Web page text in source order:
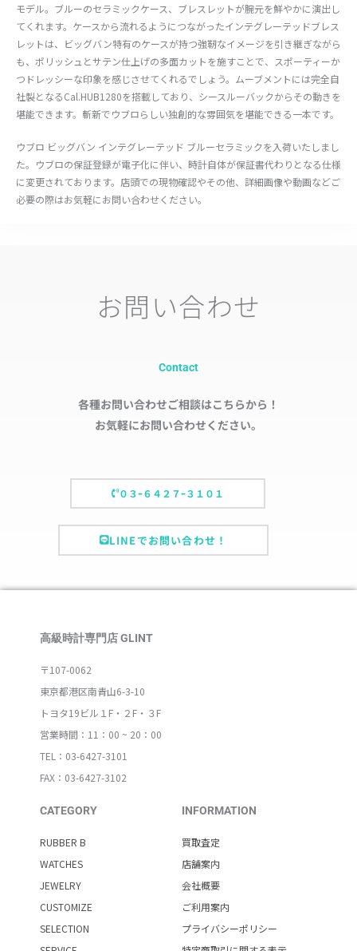
モデル。ブルーのセラミックケース、ブレスレットが腕元を鮮やかに演出し
てくれます。ケースから流れるようにつながったインテグレーテッドブレス
レットは、ビッグバン特有のケースが持つ強靭なイメージを引き継ぎながら
も、ポリッシュとサテン仕上げの多面カットを施すことで、スポーティーか
つドレッシーな印象を感じさせてくれるでしょう。ムーブメントには完全自
社製となるCal.HUB1280を搭載しており、シースルーバックからその動きを
堪能できます。斬新でウブロらしい独創的な雰囲気を堪能できる一本です。
ウブロ ビッグバン インテグレーテッド ブルーセラミックを入荷いたしまし
た。ウブロの保証登録が電子化に伴い、時計自体が保証書代わりとなる仕様
に変更されております。店頭での現物確認やその他、詳細画像や動画などご
必要の際はお気軽にお問い合わせください。
お問い合わせ
Contact
各種お問い合わせご相談はこちらから！
お気軽にお問い合わせください。
０３ｰ６４２７ｰ３１０１
LINEでお問い合わせ！
高級時計専門店 GLINT
〒107-0062
東京都港区南青山6-3-10
トヨタ19ビル１F・２F・３F
営業時間：11：00 ~ 20：00
TEL：03-6427-3101
FAX：03-6427-3102
CATEGORY
RUBBER B
WATCHES
JEWELRY
CUSTOMIZE
SELECTION
INFORMATION
買取査定
店舗案内
会社概要
ご利用案内
プライバシーポリシー